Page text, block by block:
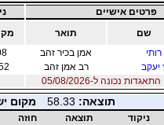
פרטים אישיים
שם תואר
אמן בכיר זהב
יעקב רב אמן זהב
נכונה ל-05/08/2026
תוצאה: 58.33 מקום
ניקוד תוצאה חוזה